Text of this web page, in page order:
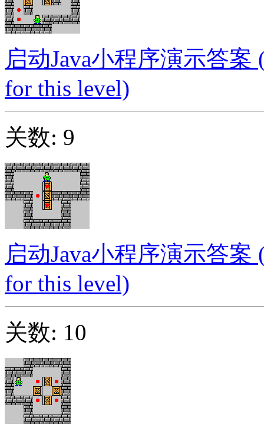
启动Java小程序演示答案
for this level)
关数: 9
启动Java小程序演示答案
for this level)
关数: 10